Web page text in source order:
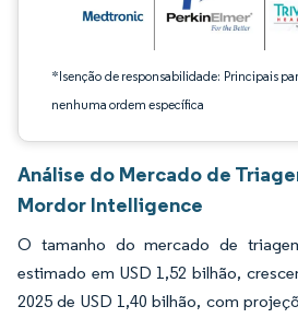
*Isenção de responsabilidade: Principais
nenhuma ordem específica
Análise do Mercado de
Mordor Intelligence
O tamanho do mercado de
estimado em USD 1,52 bilhão,
2025 de USD 1,40 bilhão, com